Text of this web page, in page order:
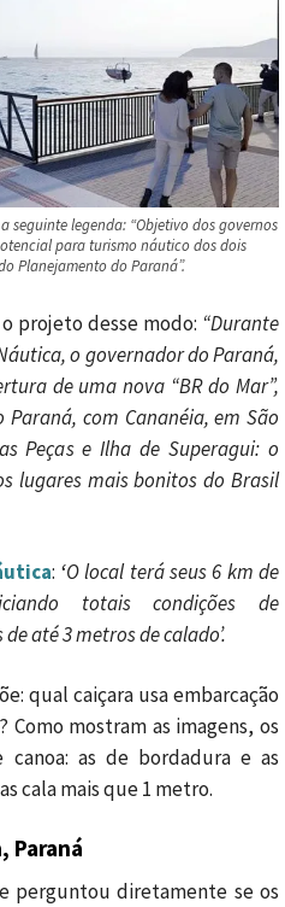
seguinte legenda: “Objetivo dos governos
para turismo náutico dos dois
Planejamento do Paraná”.
projeto desse modo: “Durante
o governador do Paraná,
de uma nova “BR do Mar”,
com Cananéia, em São
Peças e Ilha de Superagui: o
lugares mais bonitos do Brasil
: ‘O local terá seus 6 km de
totais condições de
até 3 metros de calado’.
qual caiçara usa embarcação
mostram as imagens, os
as de bordadura e as
cala mais que 1 metro.
Paraná
perguntou diretamente se os